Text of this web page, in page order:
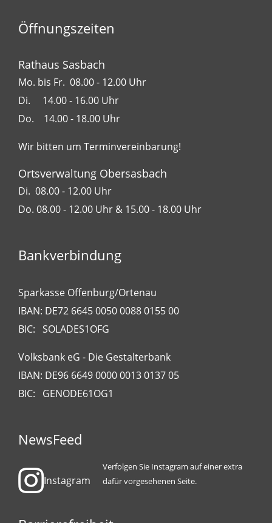
Öffnungszeiten
Rathaus Sasbach
Mo. bis Fr. 08.00 - 12.00 Uhr
Di. 14.00 - 16.00 Uhr
Do. 14.00 - 18.00 Uhr
Wir bitten um Terminvereinbarung!
Ortsverwaltung Obersasbach
Di. 08.00 - 12.00 Uhr
Do. 08.00 - 12.00 Uhr & 15.00 - 18.00 Uhr
Bankverbindung
Sparkasse Offenburg/Ortenau
IBAN: DE72 6645 0050 0088 0155 00
BIC: SOLADES1OFG
Volksbank eG - Die Gestalterbank
IBAN: DE96 6649 0000 0013 0137 05
BIC: GENODE61OG1
NewsFeed
Instagram
Verfolgen Sie Instagram auf einer extra
dafür vorgesehenen Seite.